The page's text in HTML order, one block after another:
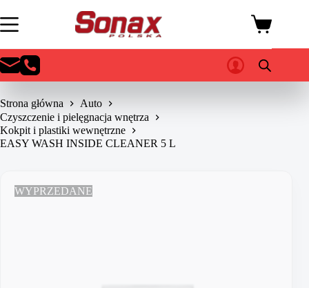
do
treści
Koszyk
Strona główna
Auto
Czyszczenie i pielęgnacja wnętrza
Kokpit i plastiki wewnętrzne
EASY WASH INSIDE CLEANER 5 L
WYPRZEDANE